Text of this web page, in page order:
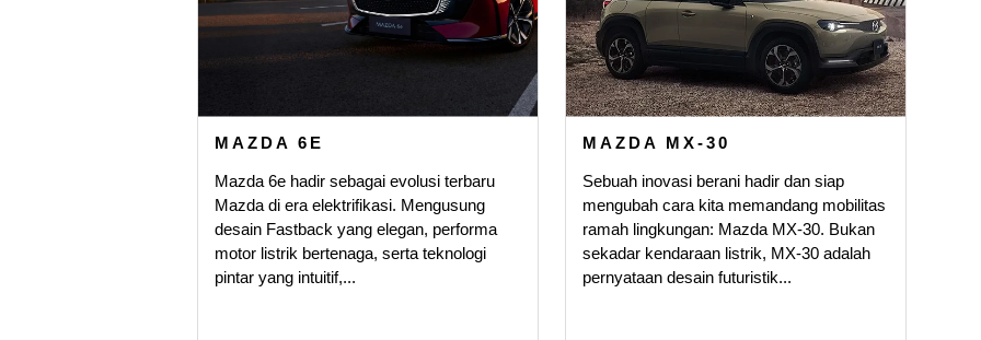
MAZDA 6E
Mazda 6e hadir sebagai evolusi terbaru
Mazda di era elektrifikasi. Mengusung
desain Fastback yang elegan, performa
motor listrik bertenaga, serta teknologi
pintar yang intuitif,...
MAZDA MX-30
Sebuah inovasi berani hadir dan siap
mengubah cara kita memandang mobilitas
ramah lingkungan: Mazda MX-30. Bukan
sekadar kendaraan listrik, MX-30 adalah
pernyataan desain futuristik...